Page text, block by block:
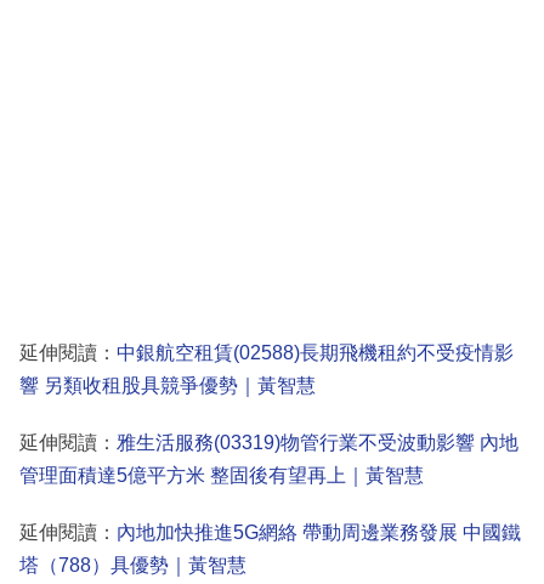
延伸閱讀： 中銀航空租賃(02588)長期飛機租約不受疫情影
響 另類收租股具競爭優勢｜黃智慧
延伸閱讀： 雅生活服務(03319)物管行業不受波動影響 內地
管理面積達5億平方米 整固後有望再上｜黃智慧
延伸閱讀： 內地加快推進5G網絡 帶動周邊業務發展 中國鐵
塔（788）具優勢｜黃智慧